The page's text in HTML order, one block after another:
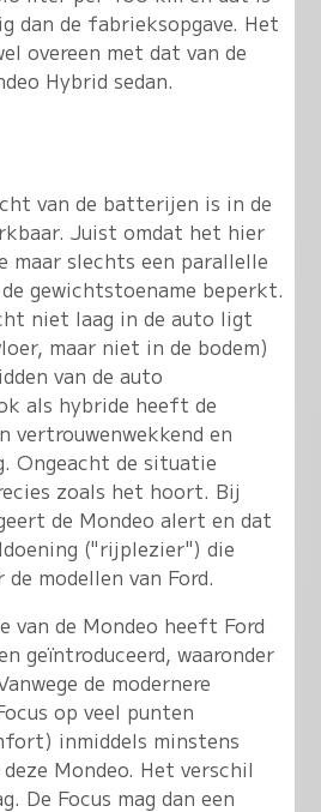
dan de fabrieksopgave. Het
overeen met dat van de
Hybrid sedan.
van de batterijen is in de
Juist omdat het hier
maar slechts een parallelle
gewichtstoename beperkt.
niet laag in de auto ligt
maar niet in de bodem)
van de auto
als hybride heeft de
vertrouwenwekkend en
Ongeacht de situatie
zoals het hoort. Bij
de Mondeo alert en dat
("rijplezier") die
modellen van Ford.
van de Mondeo heeft Ford
geïntroduceerd, waaronder
de modernere
op veel punten
inmiddels minstens
Mondeo. Het verschil
De Focus mag dan een